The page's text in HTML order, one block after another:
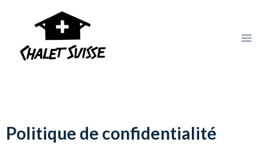
Politique de confidentialité